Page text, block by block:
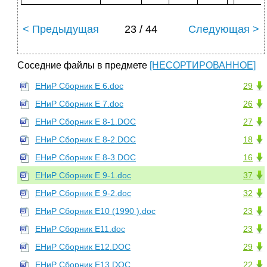
< Предыдущая 23 / 44 Следующая >
Соседние файлы в предмете [НЕСОРТИРОВАННОЕ]
29
ЕНиР Сборник Е 6.doc
26
ЕНиР Сборник Е 7.doc
27
ЕНиР Сборник Е 8-1.DOC
18
ЕНиР Сборник Е 8-2.DOC
16
ЕНиР Сборник Е 8-3.DOC
37
ЕНиР Сборник Е 9-1.doc
32
ЕНиР Сборник Е 9-2.doc
23
ЕНиР Сборник Е10 (1990 ).doc
23
ЕНиР Сборник Е11.doc
29
ЕНиР Сборник Е12.DOC
22
ЕНиР Сборник Е13.DOC